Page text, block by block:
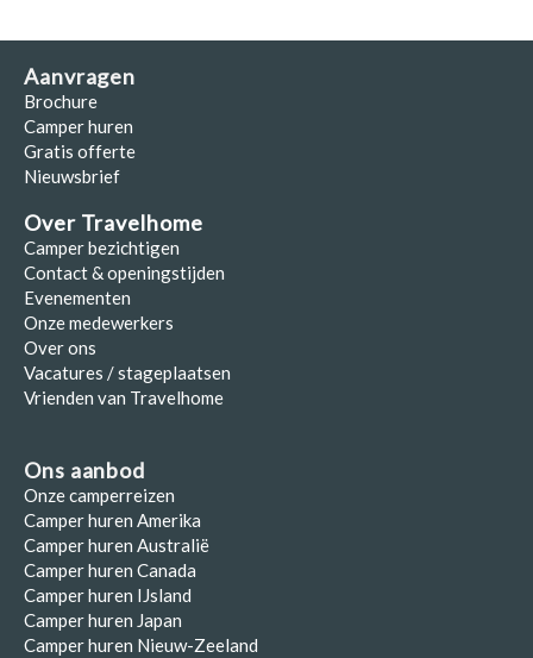
Aanvragen
Brochure
Camper huren
Gratis offerte
Nieuwsbrief
Over Travelhome
Camper bezichtigen
Contact & openingstijden
Evenementen
Onze medewerkers
Over ons
Vacatures / stageplaatsen
Vrienden van Travelhome
Ons aanbod
Onze camperreizen
Camper huren Amerika
Camper huren Australië
Camper huren Canada
Camper huren IJsland
Camper huren Japan
Camper huren Nieuw-Zeeland